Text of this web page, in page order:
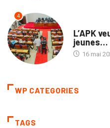
4
L’APK
jeunes…
16 mai
WP CATEGORIES
TAGS